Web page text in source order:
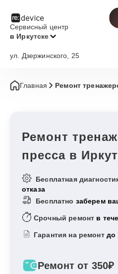
Сервисный центр
в Иркутске
ул. Дзержинского, 25
Главная Ремонт
Ремонт
пресса в
Бесплатная
отказа
Бесплатно заберем
Срочный ремонт в
Гарантия на ремонт до
Ремонт от 350₽